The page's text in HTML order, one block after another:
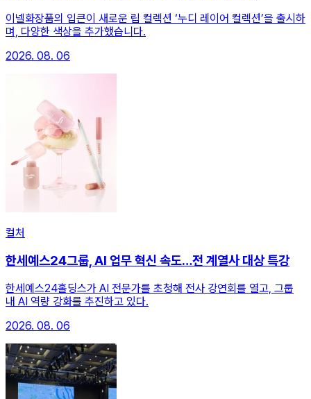
이넬화장품의 입큰이 새로운 립 컬렉션 ‘누디 레이어 컬렉션’을 출시하
며, 다양한 색상을 추가했습니다.
2026. 08. 06
컬처
한세예스24그룹, AI 업무 혁신 속도…전 계열사 대상 특강
한세예스24홀딩스가 AI 전문가를 초청해 전사 강연회를 열고, 그룹
내 AI 역량 강화를 추진하고 있다.
2026. 08. 06